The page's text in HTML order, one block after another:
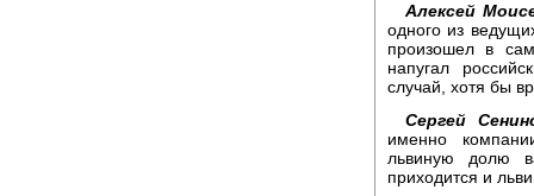
Алексей
одного из
произошел в
напугал
случай, хотя бы
Сергей
именно
львиную долю
приходится и